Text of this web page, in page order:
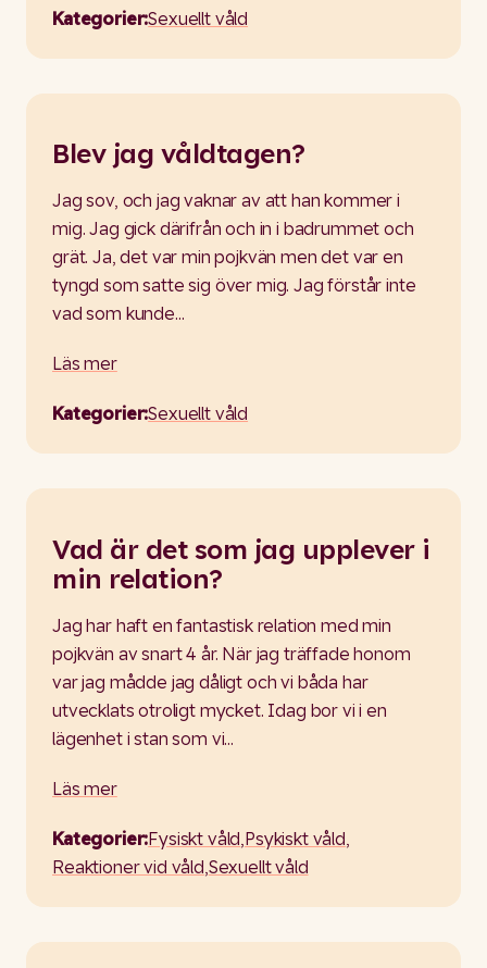
Kategorier:Sexuellt våld
Blev jag våldtagen?
Jag sov, och jag vaknar av att han kommer i
mig. Jag gick därifrån och in i badrummet och
grät. Ja, det var min pojkvän men det var en
tyngd som satte sig över mig. Jag förstår inte
vad som kunde…
Läs mer
Kategorier:Sexuellt våld
Vad är det som jag upplever i
min relation?
Jag har haft en fantastisk relation med min
pojkvän av snart 4 år. När jag träffade honom
var jag mådde jag dåligt och vi båda har
utvecklats otroligt mycket. Idag bor vi i en
lägenhet i stan som vi…
Läs mer
Kategorier:Fysiskt våld,Psykiskt våld,
Reaktioner vid våld,Sexuellt våld